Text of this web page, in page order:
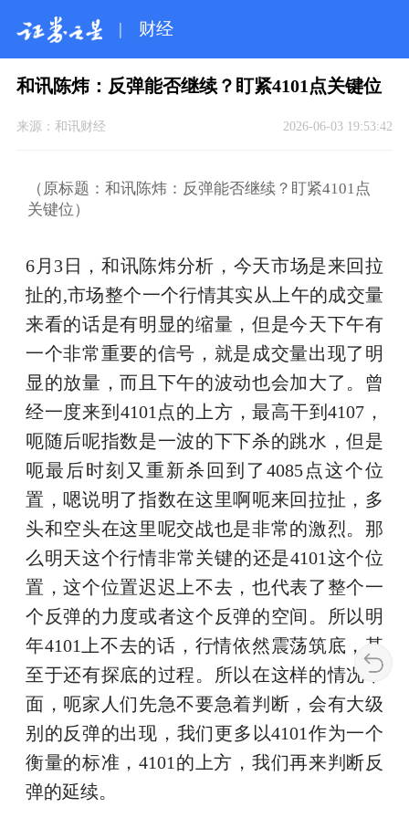
| 财经
和讯陈炜：反弹能否继续？盯紧4101点关键位
来源： 和讯财经 2026-06-03 19:53:42
（原标题：和讯陈炜：反弹能否继续？盯紧4101点
关键位）
6月3日，和讯陈炜分析，今天市场是来回拉
扯的,市场整个一个行情其实从上午的成交量
来看的话是有明显的缩量，但是今天下午有
一个非常重要的信号，就是成交量出现了明
显的放量，而且下午的波动也会加大了。曾
经一度来到4101点的上方，最高干到4107，
呃随后呢指数是一波的下下杀的跳水，但是
呃最后时刻又重新杀回到了4085点这个位
置，嗯说明了指数在这里啊呃来回拉扯，多
头和空头在这里呢交战也是非常的激烈。那
么明天这个行情非常关键的还是4101这个位
置，这个位置迟迟上不去，也代表了整个一
个反弹的力度或者这个反弹的空间。所以明
年4101上不去的话，行情依然震荡筑底，甚
至于还有探底的过程。所以在这样的情况下
面，呃家人们先急不要急着判断，会有大级
别的反弹的出现，我们更多以4101作为一个
衡量的标准，4101的上方，我们再来判断反
弹的延续。